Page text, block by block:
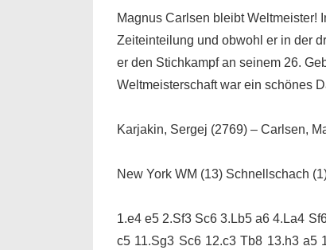
Magnus Carlsen bleibt Weltmeister!
Zeiteinteilung und obwohl er in der
er den Stichkampf an seinem 26.
Weltmeisterschaft war ein schönes
Karjakin, Sergej (2769) – Carlsen,
New York WM (13) Schnellschach
1.e4 e5 2.Sf3 Sc6 3.Lb5 a6 4.La4
c5 11.Sg3 Sc6 12.c3 Tb8 13.h3 a5